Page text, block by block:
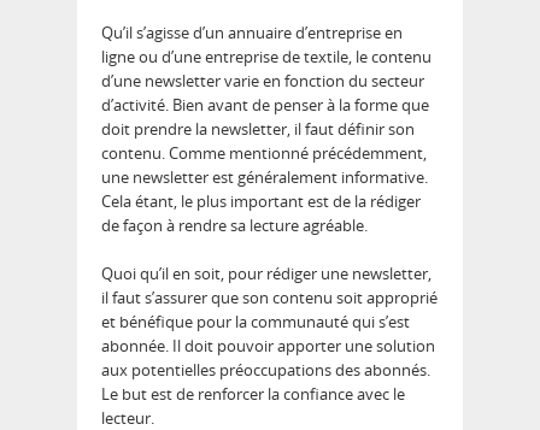
Qu’il s’agisse d’un annuaire d’entreprise en
ligne ou d’une entreprise de textile, le contenu
d’une newsletter varie en fonction du secteur
d’activité. Bien avant de penser à la forme que
doit prendre la newsletter, il faut définir son
contenu. Comme mentionné précédemment,
une newsletter est généralement informative.
Cela étant, le plus important est de la rédiger
de façon à rendre sa lecture agréable.
Quoi qu’il en soit, pour rédiger une newsletter,
il faut s’assurer que son contenu soit approprié
et bénéfique pour la communauté qui s’est
abonnée. Il doit pouvoir apporter une solution
aux potentielles préoccupations des abonnés.
Le but est de renforcer la confiance avec le
lecteur.